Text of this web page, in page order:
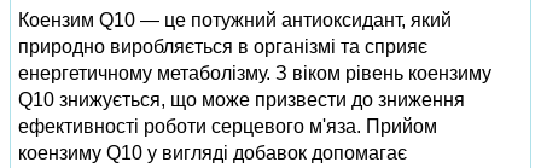
Коензим Q10 — це потужний антиоксидант, який
природно виробляється в організмі та сприяє
енергетичному метаболізму. З віком рівень коензиму
Q10 знижується, що може призвести до зниження
ефективності роботи серцевого м'яза. Прийом
коензиму Q10 у вигляді добавок допомагає